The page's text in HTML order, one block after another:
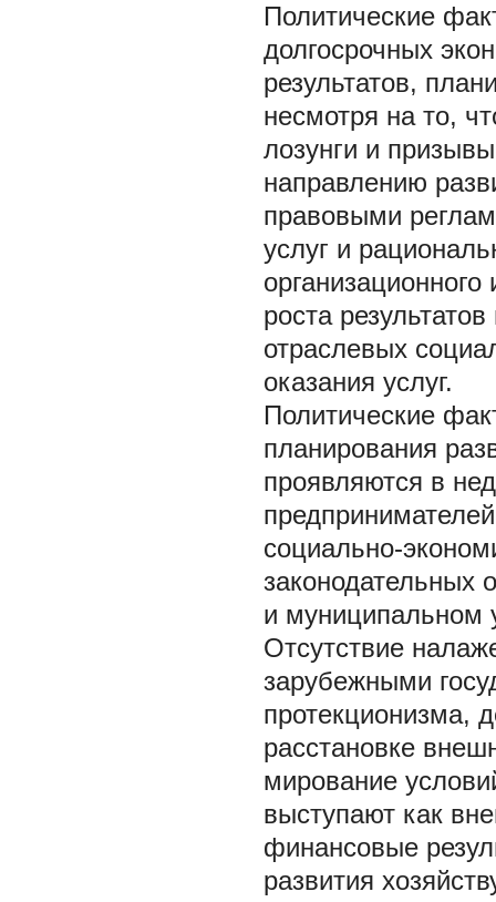
Политические
долгосрочных
результатов,
несмотря на то,
лозунги и
направлению
правовыми
услуг и
роста
отраслевых
оказания услуг.
Политические
планирования
проявляются в
социально-
законодательных
и муниципальном
Отсутствие
зарубежными
протекционизма,
расстановке
мирование
выступают как
финансовые
развития